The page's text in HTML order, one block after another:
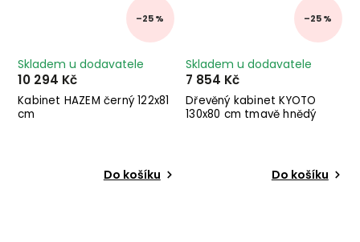
–25 %
Kabinet HAZEM černý 122x81
cm
Skladem u dodavatele
10 294 Kč
Do košíku
–25 %
Dřevěný kabinet KYOTO
130x80 cm tmavě hnědý
Skladem u dodavatele
7 854 Kč
Do košíku